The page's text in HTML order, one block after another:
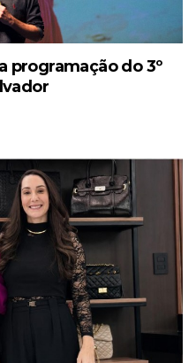
programação do 3º